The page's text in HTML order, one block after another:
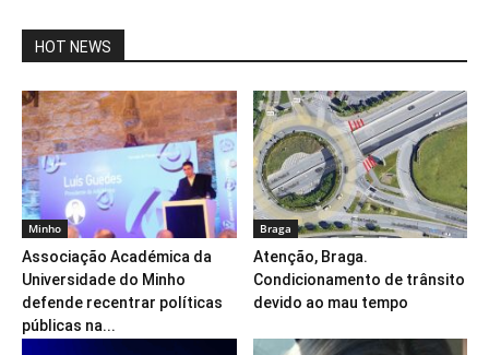
HOT NEWS
Minho
Associação Académica da
Universidade do Minho
defende recentrar políticas
públicas na...
Braga
Atenção, Braga.
Condicionamento de trânsito
devido ao mau tempo